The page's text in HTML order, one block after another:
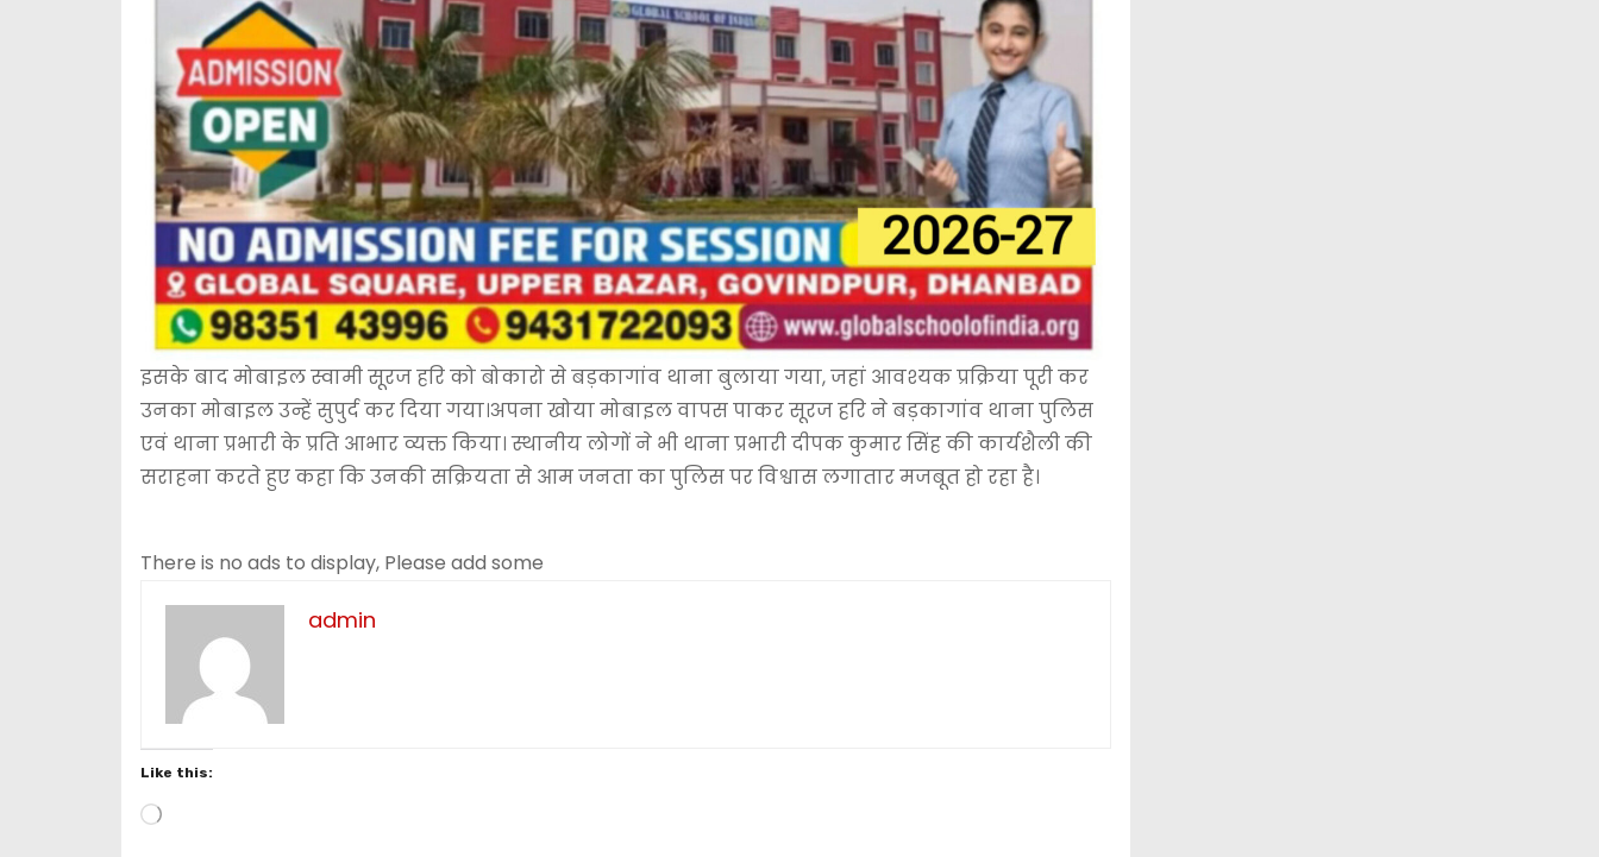
इसके बाद मोबाइल स्वामी सूरज हरि को बोकारो से बड़कागांव थाना बुलाया गया, जहां आवश्यक प्रक्रिया पूरी कर
उनका मोबाइल उन्हें सुपुर्द कर दिया गया।अपना खोया मोबाइल वापस पाकर सूरज हरि ने बड़कागांव थाना पुलिस
एवं थाना प्रभारी के प्रति आभार व्यक्त किया। स्थानीय लोगों ने भी थाना प्रभारी दीपक कुमार सिंह की कार्यशैली की
सराहना करते हुए कहा कि उनकी सक्रियता से आम जनता का पुलिस पर विश्वास लगातार मजबूत हो रहा है।
There is no ads to display, Please add some
admin
Like this:
L